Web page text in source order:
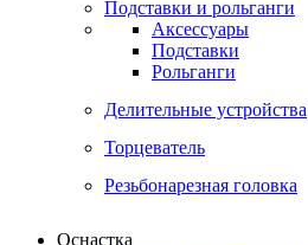
Подставки и рольганги
Аксессуары
Подставки
Рольганги
Делительные устройства
Торцеватель
Резьбонарезная головка
Оснастка